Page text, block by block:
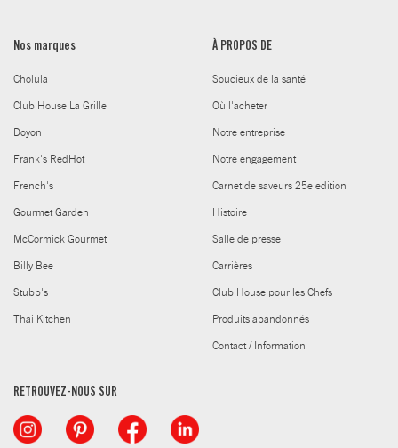
Nos marques
Cholula
Club House La Grille
Doyon
Frank's RedHot
French's
Gourmet Garden
McCormick Gourmet
Billy Bee
Stubb's
Thai Kitchen
À PROPOS DE
Soucieux de la santé
Où l'acheter
Notre entreprise
Notre engagement
Carnet de saveurs 25e edition
Histoire
Salle de presse
Carrières
Club House pour les Chefs
Produits abandonnés
Contact / Information
RETROUVEZ-NOUS SUR